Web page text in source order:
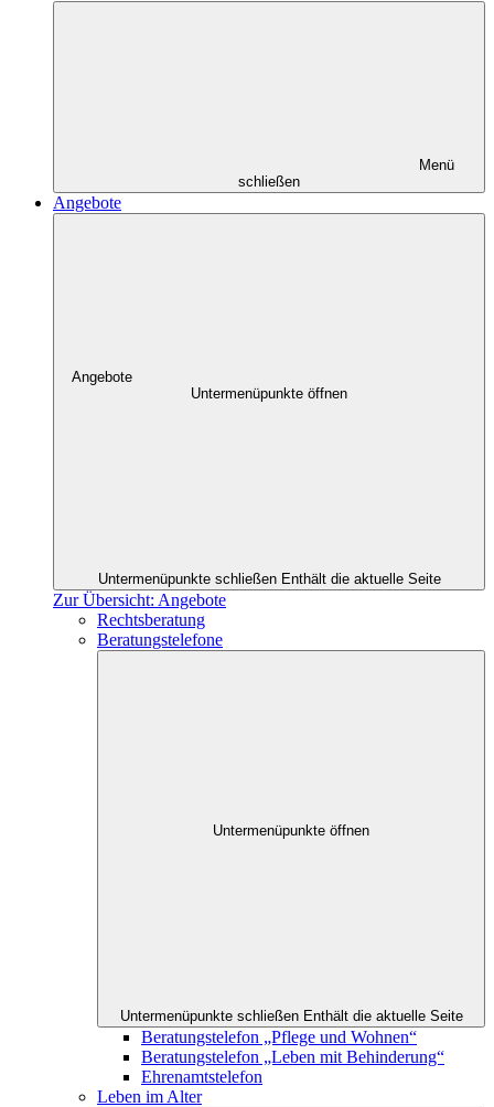
Menü
schließen
Angebote
Angebote
Untermenüpunkte öffnen
Untermenüpunkte schließen Enthält die aktuelle Seite
Zur Übersicht: Angebote
Rechtsberatung
Beratungstelefone
Untermenüpunkte öffnen
Untermenüpunkte schließen Enthält die aktuelle Seite
Beratungstelefon „Pflege und Wohnen“
Beratungstelefon „Leben mit Behinderung“
Ehrenamtstelefon
Leben im Alter